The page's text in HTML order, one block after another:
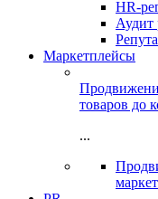
HR-
Аудит
Маркетплейсы
товаров до
...